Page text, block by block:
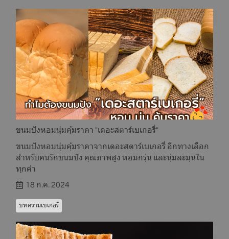
ขนมปังหอมนุ่มคุ้มราคา "เดอะสตาร์เบเกอรี่"
ขนมปังหอมนุ่มคุ้มราคาจากเดอะสตาร์เบเกอรี่ อีกทางเลือก
สำหรับคนรักขนมปัง คุณภาพสูง หอมกรุ่น และนุ่มละมุนใน
ทุกคำ
18 ก.ค. 2024
บทความเบเกอรี่